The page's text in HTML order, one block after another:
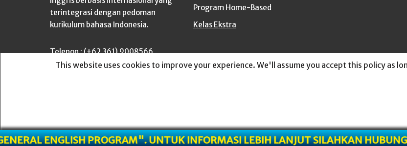
terintegrasi dengan pedoman
kurikulum bahasa Indonesia.
Telepon : (+62 361) 9008566
Powered by PT. Menggapai Rencana
Sejahtera
Program Home-Based
Kelas Ekstra
This website uses cookies to improve your experience. We'll assume you accept this policy as
"GENERAL ENGLISH PROGRAM". UNTUK INFORMASI LEBIH LANJUT SILAHKAN